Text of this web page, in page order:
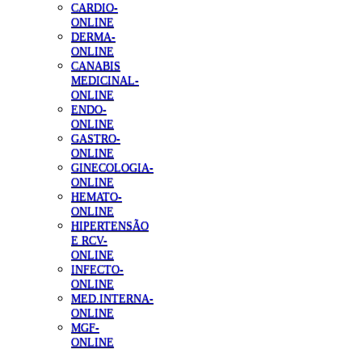
CARDIO-
ONLINE
DERMA-
ONLINE
CANABIS
MEDICINAL-
ONLINE
ENDO-
ONLINE
GASTRO-
ONLINE
GINECOLOGIA-
ONLINE
HEMATO-
ONLINE
HIPERTENSÃO
E RCV-
ONLINE
INFECTO-
ONLINE
MED.INTERNA-
ONLINE
MGF-
ONLINE